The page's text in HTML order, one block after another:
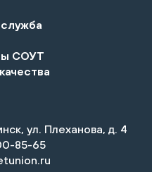
СОУТ
ул. Плеханова, д. 4
85-65